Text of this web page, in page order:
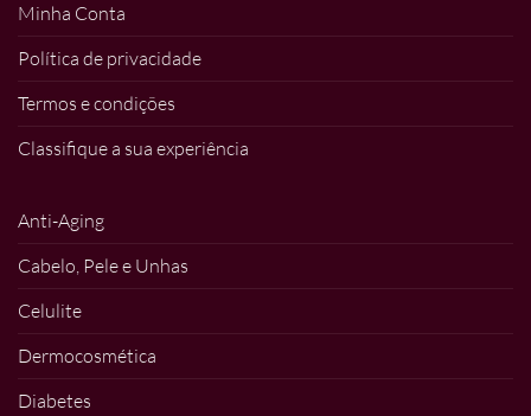
Minha Conta
Política de privacidade
Termos e condições
Classifique a sua experiência
Anti-Aging
Cabelo, Pele e Unhas
Celulite
Dermocosmética
Diabetes